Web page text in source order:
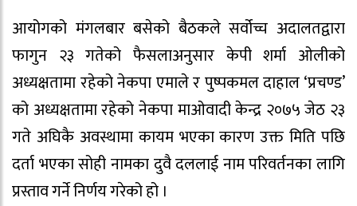
आयोगको मंगलबार बसेको बैठकले सर्वोच्च अदालतद्वारा
फागुन २३ गतेको फैसलाअनुसार केपी शर्मा ओलीको
अध्यक्षतामा रहेको नेकपा एमाले र पुष्पकमल दाहाल ‘प्रचण्ड’
को अध्यक्षतामा रहेको नेकपा माओवादी केन्द्र २०७५ जेठ २३
गते अघिकै अवस्थामा कायम भएका कारण उक्त मिति पछि
दर्ता भएका सोही नामका दुवै दललाई नाम परिवर्तनका लागि
प्रस्ताव गर्ने निर्णय गरेको हो ।